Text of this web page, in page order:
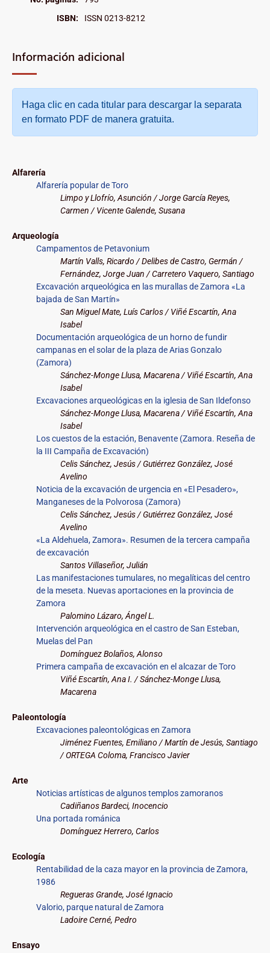
ISBN:
ISSN 0213-8212
Información adicional
Haga clic en cada titular para descargar la separata
en formato PDF de manera gratuita.
Alfarería
Alfarería popular de Toro
Limpo y Llofrío, Asunción / Jorge García Reyes,
Carmen / Vicente Galende, Susana
Arqueología
Campamentos de Petavonium
Martín Valls, Ricardo / Delibes de Castro, Germán /
Fernández, Jorge Juan / Carretero Vaquero, Santiago
Excavación arqueológica en las murallas de Zamora «La
bajada de San Martín»
San Miguel Mate, Luís Carlos / Viñé Escartín, Ana
Isabel
Documentación arqueológica de un horno de fundir
campanas en el solar de la plaza de Arias Gonzalo
(Zamora)
Sánchez-Monge Llusa, Macarena / Viñé Escartín, Ana
Isabel
Excavaciones arqueológicas en la iglesia de San Ildefonso
Sánchez-Monge Llusa, Macarena / Viñé Escartín, Ana
Isabel
Los cuestos de la estación, Benavente (Zamora. Reseña de
la III Campaña de Excavación)
Celis Sánchez, Jesús / Gutiérrez González, José
Avelino
Noticia de la excavación de urgencia en «El Pesadero»,
Manganeses de la Polvorosa (Zamora)
Celis Sánchez, Jesús / Gutiérrez González, José
Avelino
«La Aldehuela, Zamora». Resumen de la tercera campaña
de excavación
Santos Villaseñor, Julián
Las manifestaciones tumulares, no megalíticas del centro
de la meseta. Nuevas aportaciones en la provincia de
Zamora
Palomino Lázaro, Ángel L.
Intervención arqueológica en el castro de San Esteban,
Muelas del Pan
Domínguez Bolaños, Alonso
Primera campaña de excavación en el alcazar de Toro
Viñé Escartín, Ana I. / Sánchez-Monge Llusa,
Macarena
Paleontología
Excavaciones paleontológicas en Zamora
Jiménez Fuentes, Emiliano / Martín de Jesús, Santiago
/ ORTEGA Coloma, Francisco Javier
Arte
Noticias artísticas de algunos templos zamoranos
Cadiñanos Bardeci, Inocencio
Una portada románica
Domínguez Herrero, Carlos
Ecología
Rentabilidad de la caza mayor en la provincia de Zamora,
1986
Regueras Grande, José Ignacio
Valorio, parque natural de Zamora
Ladoire Cerné, Pedro
Ensayo